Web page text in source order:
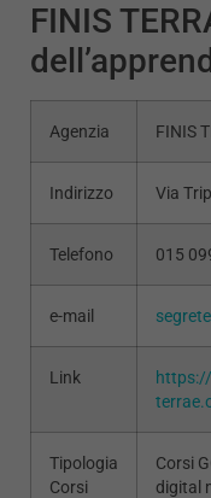
FINIS
Agenzia FINIS
Indirizzo Via
Telefono 015
e-mail
Link
Tipologia
Corsi
Corsi
digital